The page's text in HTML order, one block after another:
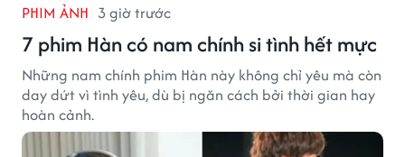
PHIM ẢNH 3 giờ trước
7 phim Hàn có nam chính si tình hết mực
Những nam chính phim Hàn này không chỉ yêu mà còn
day dứt vì tình yêu, dù bị ngăn cách bởi thời gian hay
hoàn cảnh.